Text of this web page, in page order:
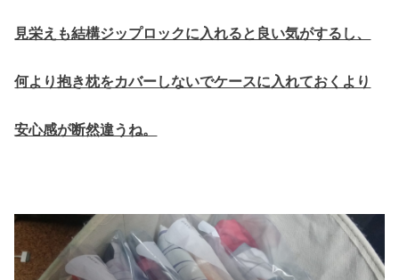
見栄えも結構ジップロックに入れると良い気がするし、
何より抱き枕をカバーしないでケースに入れておくより
安心感が断然違うね。